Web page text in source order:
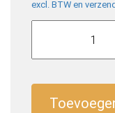
excl. BTW en
Raak
Vruchtensiroop
Sinaasappel